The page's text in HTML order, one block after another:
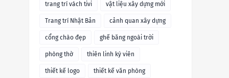
trang trí vách tivi vật liệu xây dựng mới
Trang trí Nhật Bản cảnh quan xây dựng
cổng chào đẹp ghế băng ngoài trời
phòng thờ thiên linh kỳ viên
thiết kế logo thiết kế văn phòng